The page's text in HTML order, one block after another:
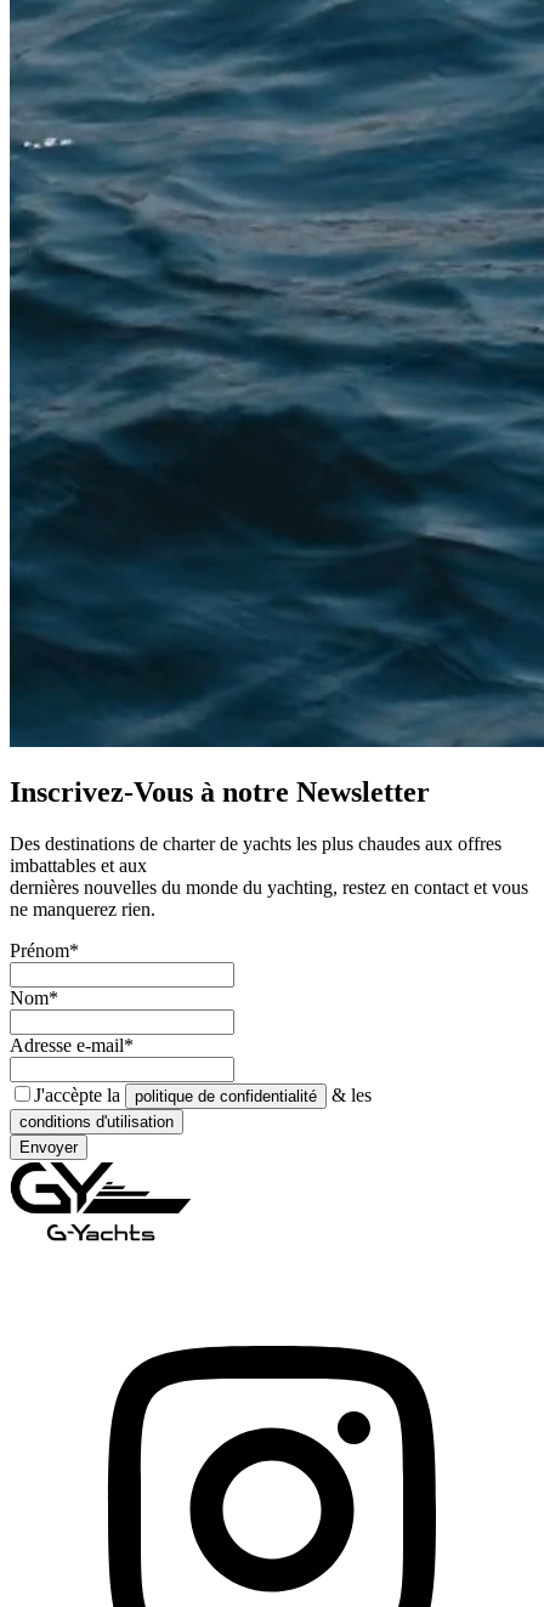
Inscrivez-Vous à notre Newsletter
Des destinations de charter de yachts les plus chaudes aux offres
imbattables et aux
dernières nouvelles du monde du yachting, restez en contact et vous
ne manquerez rien.
Prénom*
Nom*
Adresse e-mail*
J'accèpte la politique de confidentialité & les
conditions d'utilisation
Envoyer